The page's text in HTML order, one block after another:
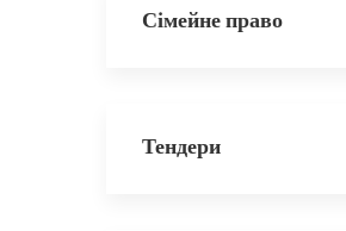
Сімейне право
Тендери